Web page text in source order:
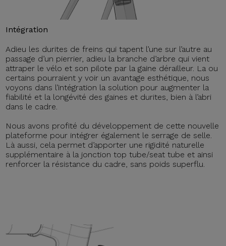
Intégration
Adieu les durites de freins qui tapent l’une sur l’autre au
passage d’un pierrier, adieu la branche d’arbre qui vient
attraper le vélo et son pilote par la gaine dérailleur. La ou
certains pourraient y voir un avantage esthétique, nous
voyons dans l’intégration la solution pour augmenter la
fiabilité et la longévité des gaines et durites, bien à l’abri
dans le cadre.
Nous avons profité du développement de cette nouvelle
plateforme pour intégrer également le serrage de selle.
Là aussi, cela permet d’apporter une rigidité naturelle
supplémentaire à la jonction top tube/seat tube et ainsi
renforcer la résistance du cadre, sans poids superflu.